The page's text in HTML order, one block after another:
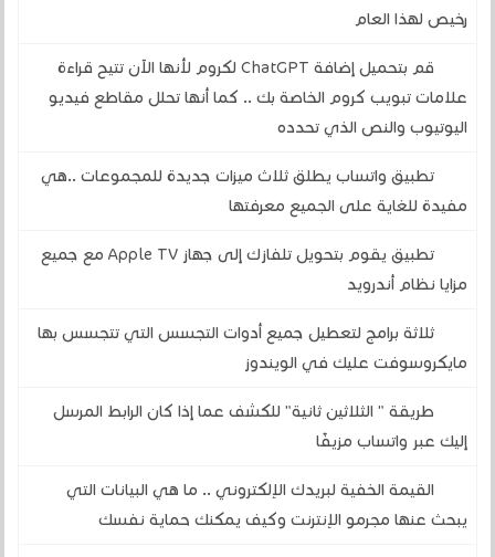
رخيص لهذا العام
قم بتحميل إضافة ChatGPT لكروم لأنها الآن تتيح قراءة
علامات تبويب كروم الخاصة بك .. كما أنها تحلل مقاطع فيديو
اليوتيوب والنص الذي تحدده
تطبيق واتساب يطلق ثلاث ميزات جديدة للمجموعات ..هي
مفيدة للغاية على الجميع معرفتها
تطبيق يقوم بتحويل تلفازك إلى جهاز Apple TV مع جميع
مزايا نظام أندرويد
ثلاثة برامج لتعطيل جميع أدوات التجسس التي تتجسس بها
مايكروسوفت عليك في الويندوز
طريقة " الثلاثين ثانية" للكشف عما إذا كان الرابط المرسل
إليك عبر واتساب مزيفًا
القيمة الخفية لبريدك الإلكتروني .. ما هي البيانات التي
يبحث عنها مجرمو الإنترنت وكيف يمكنك حماية نفسك